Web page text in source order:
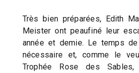
Très bien préparées, Edith
Meister ont peaufiné leur
année et demie. Le temps
nécessaire et, comme le
Trophée Rose des